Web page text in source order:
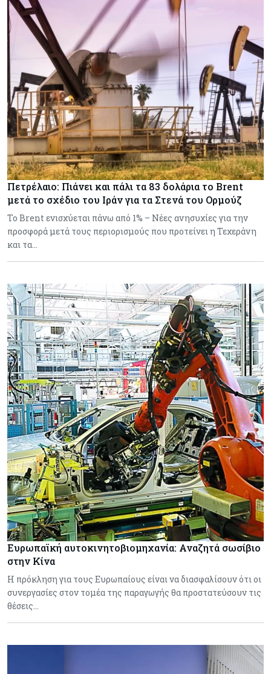
Πετρέλαιο: Πιάνει και πάλι τα 83 δολάρια το Brent
μετά το σχέδιο του Ιράν για τα Στενά του Ορμούζ
Το Brent ενισχύεται πάνω από 1% – Νέες ανησυχίες για την
προσφορά μετά τους περιορισμούς που προτείνει η Τεχεράνη
και τα…
Ευρωπαϊκή αυτοκινητοβιομηχανία: Αναζητά σωσίβιο
στην Κίνα
Η πρόκληση για τους Ευρωπαίους είναι να διασφαλίσουν ότι οι
συνεργασίες στον τομέα της παραγωγής θα προστατεύσουν τις
θέσεις…